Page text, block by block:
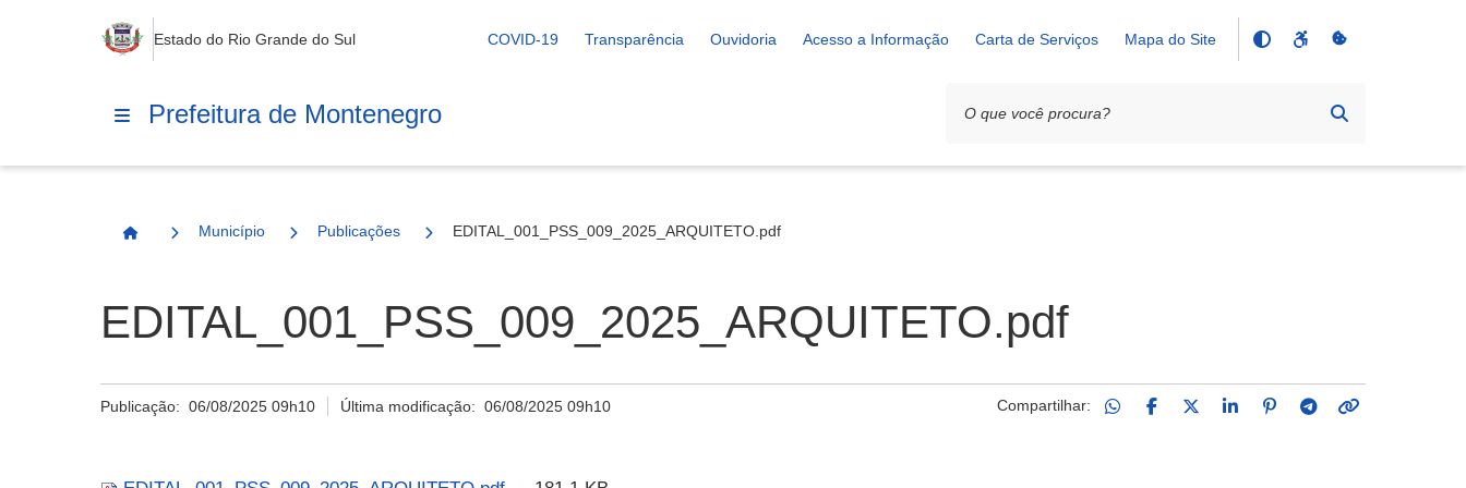
Estado do Rio Grande do Sul COVID-19 Transparência Ouvidoria Acesso a Informação Carta de Serviços Mapa do Site
Prefeitura de Montenegro
Página Inicial
Município Publicações EDITAL_001_PSS_009_2025_ARQUITETO.pdf
EDITAL_001_PSS_009_2025_ARQUITETO.pdf
Publicação: 06/08/2025 09h10 Última modificação:06/08/2025 09h10 Compartilhar: